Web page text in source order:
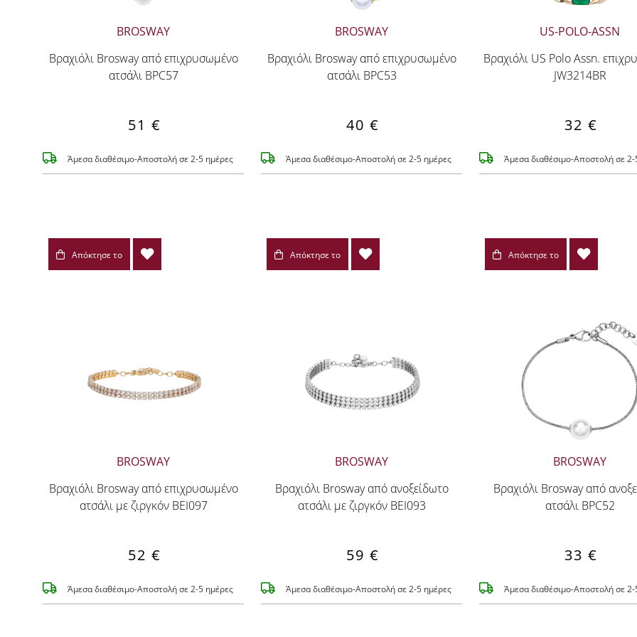
BROSWAY
Βραχιόλι Brosway από επιχρυσωμένο
ατσάλι BPC57
51 €
Άμεσα διαθέσιμο-Αποστολή σε 2-5 ημέρες
Απόκτησε το
BROSWAY
Βραχιόλι Brosway από επιχρυσωμένο
ατσάλι BPC53
40 €
Άμεσα διαθέσιμο-Αποστολή σε 2-5 ημέρες
Απόκτησε το
US-POLO-ASSN
Βραχιόλι US Polo Assn.
JW3214BR
32 €
Άμεσα διαθέσιμο-Αποστολή σε
Απόκτησε το
BROSWAY
Βραχιόλι Brosway από επιχρυσωμένο
ατσάλι με ζιργκόν BEI097
52 €
Άμεσα διαθέσιμο-Αποστολή σε 2-5 ημέρες
BROSWAY
Βραχιόλι Brosway από ανοξείδωτο
ατσάλι με ζιργκόν BEI093
59 €
Άμεσα διαθέσιμο-Αποστολή σε 2-5 ημέρες
BROSWAY
Βραχιόλι Brosway από
ατσάλι BPC52
33 €
Άμεσα διαθέσιμο-Αποστολή σε